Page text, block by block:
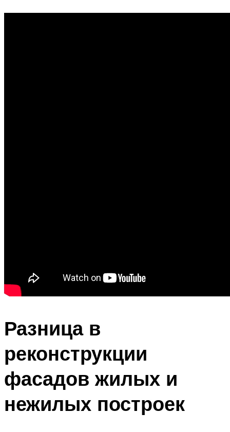
Разница в
реконструкции
фасадов жилых и
нежилых построек